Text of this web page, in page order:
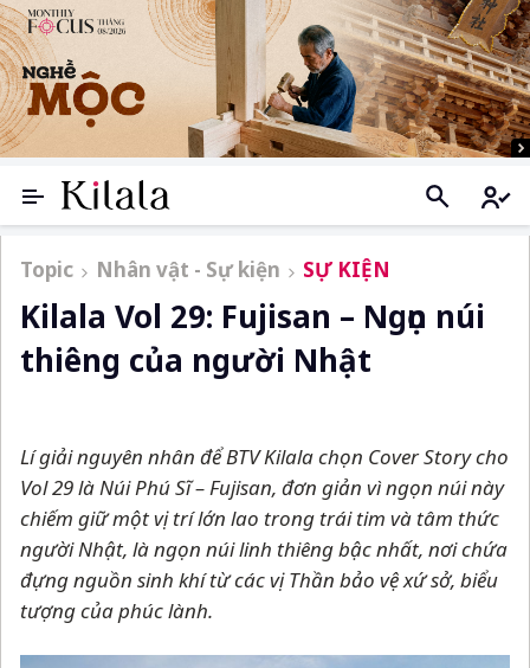
Topic Nhân vật - Sự kiện SỰ KIỆN
Kilala Vol 29: Fujisan – Ngọn núi
thiêng của người Nhật
Lí giải nguyên nhân để BTV Kilala chọn Cover Story cho
Vol 29 là Núi Phú Sĩ–Fujisan, đơn giản vì ngọn núi này
chiếm giữ một vị trí lớn lao trong trái tim và tâm thức
người Nhật, là ngọn núi linh thiêng bậc nhất, nơi chứa
đựng nguồn sinh khí từ các vị Thần bảo vệ xứ sở, biểu
tượng của phúc lành.